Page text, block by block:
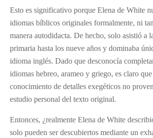
Esto es significativo porque Elena de White
idiomas bíblicos originales formalmente, ni
manera autodidacta. De hecho, solo asistió a
primaria hasta los nueve años y dominaba
idioma inglés. Dado que desconocía
idiomas hebreo, arameo y griego, es claro que
conocimiento de detalles exegéticos no
estudio personal del texto original.
Entonces, ¿realmente Elena de White
solo pueden ser descubiertos mediante un